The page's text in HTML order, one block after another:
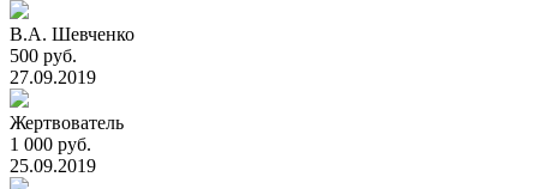
В.А. Шевченко
500 руб.
27.09.2019
Жертвователь
1 000 руб.
25.09.2019